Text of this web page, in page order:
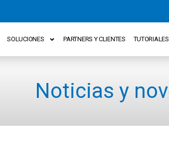
SOLUCIONES PARTNERS Y CLIENTES
Noticias y